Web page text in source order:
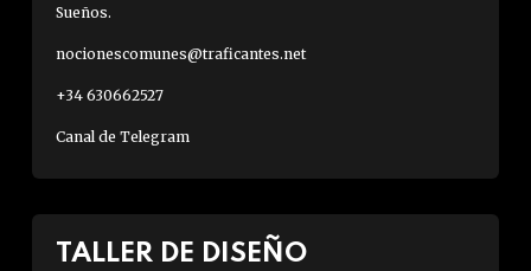
Sueños.
nocionescomunes@traficantes.net
+34 630662527
Canal de Telegram
TALLER DE DISEÑO